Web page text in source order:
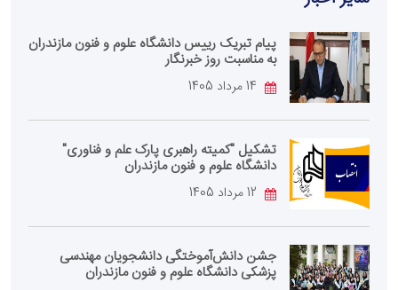
پیام تبریک رییس دانشگاه علوم و فنون مازندران
به مناسبت روز خبرنگار
تشکیل "کمیته راهبری پارک علم و فناوری"
دانشگاه علوم و فنون مازندران
جشن دانش‌آموختگی دانشجویان مهندسی
پزشکی دانشگاه علوم و فنون مازندران